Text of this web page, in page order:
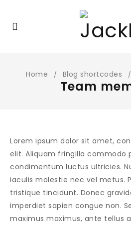
Home / Blog shortcodes /
Team
Lorem ipsum dolor sit amet,
elit. Aliquam fringilla commodo
condimentum luctus ultricies.
iaculis molestie nec vel metus.
tristique tincidunt. Donec
imperdiet sapien congue non.
maximus maximus, ante tellus